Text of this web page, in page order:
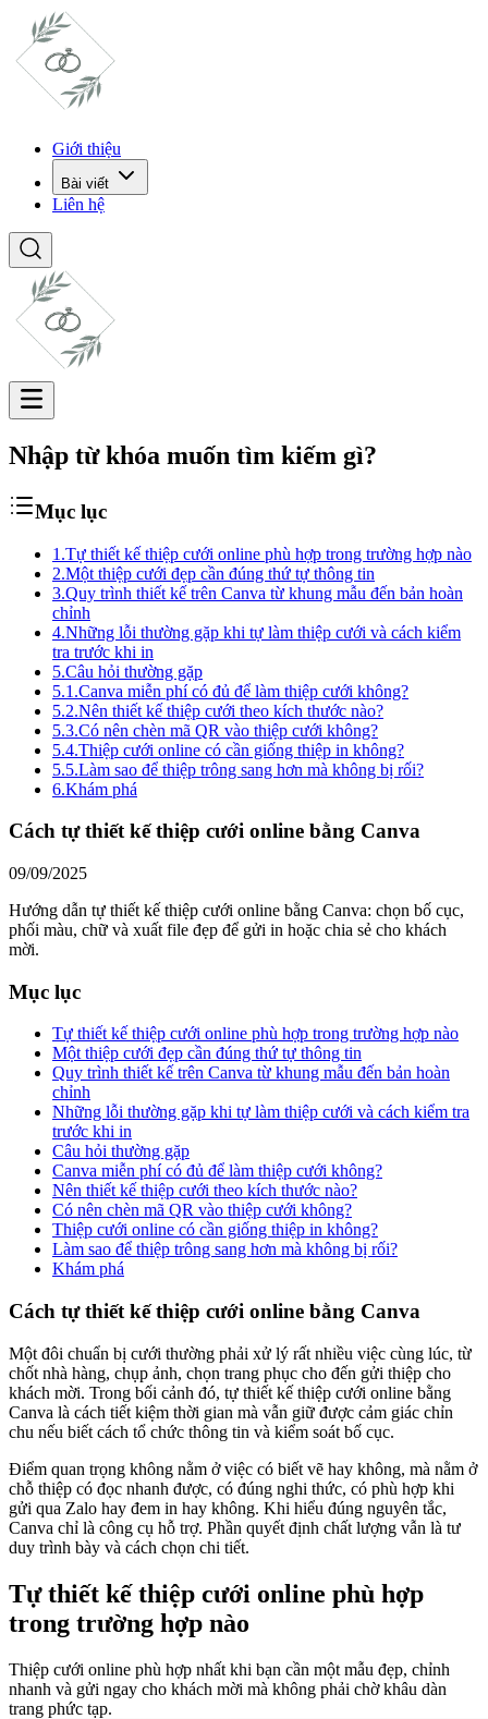
Giới thiệu
Bài viết
Liên hệ
Nhập từ khóa muốn tìm kiếm gì?
Mục lục
1.Tự thiết kế thiệp cưới online phù hợp trong trường hợp nào
2.Một thiệp cưới đẹp cần đúng thứ tự thông tin
3.Quy trình thiết kế trên Canva từ khung mẫu đến bản hoàn
chỉnh
4.Những lỗi thường gặp khi tự làm thiệp cưới và cách kiểm
tra trước khi in
5.Câu hỏi thường gặp
5.1.Canva miễn phí có đủ để làm thiệp cưới không?
5.2.Nên thiết kế thiệp cưới theo kích thước nào?
5.3.Có nên chèn mã QR vào thiệp cưới không?
5.4.Thiệp cưới online có cần giống thiệp in không?
5.5.Làm sao để thiệp trông sang hơn mà không bị rối?
6.Khám phá
Cách tự thiết kế thiệp cưới online bằng Canva
09/09/2025
Hướng dẫn tự thiết kế thiệp cưới online bằng Canva: chọn bố cục,
phối màu, chữ và xuất file đẹp để gửi in hoặc chia sẻ cho khách
mời.
Mục lục
Tự thiết kế thiệp cưới online phù hợp trong trường hợp nào
Một thiệp cưới đẹp cần đúng thứ tự thông tin
Quy trình thiết kế trên Canva từ khung mẫu đến bản hoàn
chỉnh
Những lỗi thường gặp khi tự làm thiệp cưới và cách kiểm tra
trước khi in
Câu hỏi thường gặp
Canva miễn phí có đủ để làm thiệp cưới không?
Nên thiết kế thiệp cưới theo kích thước nào?
Có nên chèn mã QR vào thiệp cưới không?
Thiệp cưới online có cần giống thiệp in không?
Làm sao để thiệp trông sang hơn mà không bị rối?
Khám phá
Cách tự thiết kế thiệp cưới online bằng Canva
Một đôi chuẩn bị cưới thường phải xử lý rất nhiều việc cùng lúc, từ
chốt nhà hàng, chụp ảnh, chọn trang phục cho đến gửi thiệp cho
khách mời. Trong bối cảnh đó, tự thiết kế thiệp cưới online bằng
Canva là cách tiết kiệm thời gian mà vẫn giữ được cảm giác chỉn
chu nếu biết cách tổ chức thông tin và kiểm soát bố cục.
Điểm quan trọng không nằm ở việc có biết vẽ hay không, mà nằm ở
chỗ thiệp có đọc nhanh được, có đúng nghi thức, có phù hợp khi
gửi qua Zalo hay đem in hay không. Khi hiểu đúng nguyên tắc,
Canva chỉ là công cụ hỗ trợ. Phần quyết định chất lượng vẫn là tư
duy trình bày và cách chọn chi tiết.
Tự thiết kế thiệp cưới online phù hợp
trong trường hợp nào
Thiệp cưới online phù hợp nhất khi bạn cần một mẫu đẹp, chỉnh
nhanh và gửi ngay cho khách mời mà không phải chờ khâu dàn
trang phức tạp.